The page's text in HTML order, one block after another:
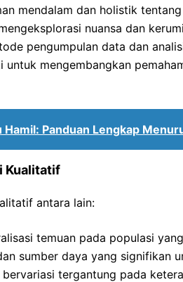
mendalam dan holistik
nuansa dan
pengumpulan data dan
untuk mengembangkan
Hamil: Panduan Lengkap
Kualitatif
antara lain:
temuan pada populasi
sumber daya yang signifikan
tergantung pada